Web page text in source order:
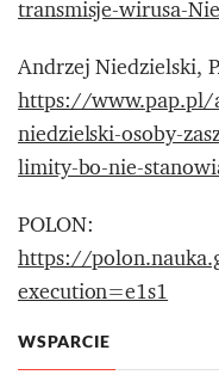
transmisje-wirusa-
Andrzej Niedzielski,
https://www.pap.pl/
niedzielski-osoby-
limity-bo-nie-
POLON:
https://
execution=e1s1
WSPARCIE